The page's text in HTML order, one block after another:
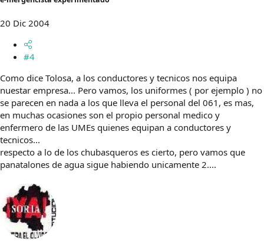
20 Dic 2004
#4
Como dice Tolosa, a los conductores y tecnicos nos equipa
nuestar empresa... Pero vamos, los uniformes ( por ejemplo ) no
se parecen en nada a los que lleva el personal del 061, es mas,
en muchas ocasiones son el propio personal medico y
enfermero de las UMEs quienes equipan a conductores y
tecnicos...
respecto a lo de los chubasqueros es cierto, pero vamos que
panatalones de agua sigue habiendo unicamente 2....